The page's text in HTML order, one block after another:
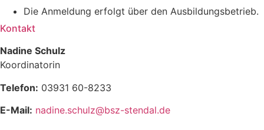
Die Anmeldung erfolgt über den Ausbildungsbetrieb.
Kontakt
Nadine Schulz
Koordinatorin
Telefon: 03931 60-8233
E-Mail: nadine.schulz@bsz-stendal.de